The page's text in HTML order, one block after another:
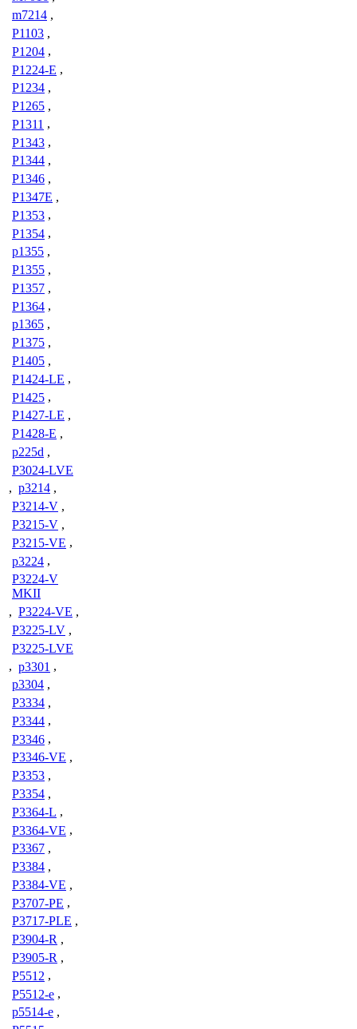
m7214 ,
P1103 ,
P1204 ,
P1224-E ,
P1234 ,
P1265 ,
P1311 ,
P1343 ,
P1344 ,
P1346 ,
P1347E ,
P1353 ,
P1354 ,
p1355 ,
P1355 ,
P1357 ,
P1364 ,
p1365 ,
P1375 ,
P1405 ,
P1424-LE ,
P1425 ,
P1427-LE ,
P1428-E ,
p225d ,
P3024-LVE
, p3214 ,
P3214-V ,
P3215-V ,
P3215-VE ,
p3224 ,
P3224-V
MKII
, P3224-VE ,
P3225-LV ,
P3225-LVE
, p3301 ,
p3304 ,
P3334 ,
P3344 ,
P3346 ,
P3346-VE ,
P3353 ,
P3354 ,
P3364-L ,
P3364-VE ,
P3367 ,
P3384 ,
P3384-VE ,
P3707-PE ,
P3717-PLE ,
P3904-R ,
P3905-R ,
P5512 ,
P5512-e ,
p5514-e ,